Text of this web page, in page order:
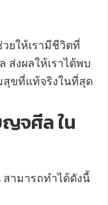
ยให้เรามีชีวิตที่
ส่งผลให้เราได้พบ
สุขที่แท้จริงในที่สุด
ญจศีล ใน
สามารถทำได้ดังนี้